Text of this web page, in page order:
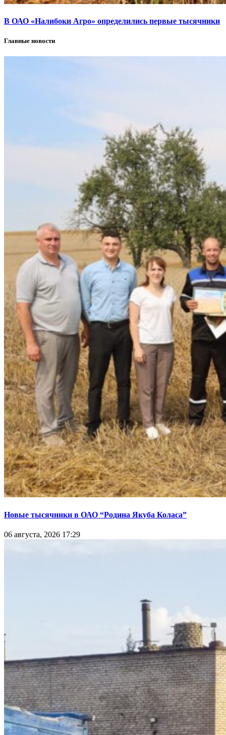
В ОАО «Налибоки Агро» определились первые тысячники
Главные новости
Новые тысячники в ОАО “Родина Якуба Коласа”
06 августа, 2026 17:29